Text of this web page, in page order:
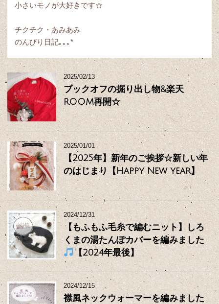
小さいモノが大好きです☆
チクチク・あみあみ
のんびり日記｡｡｡*
2025/02/13
ブックオフの掘り出し物&楽天
ROOM再開☆
2025/01/01
【2025年】新年のご挨拶☆新しい年
のはじまり【Happy New year】
2024/12/31
【もふもふ毛糸で編むニット】しろ
くまの湯たんぽカバーを編みました
【2024年最後】
2024/12/15
襟風ネックウォーマーを編みました